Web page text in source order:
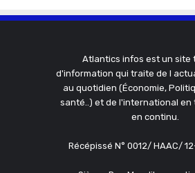
Atlantics infos est un site
d'information qui traite de l
au quotidien (Économie,
santé..) et de l'international en
en continu.
Récépissé N° 0012/ HAAC/